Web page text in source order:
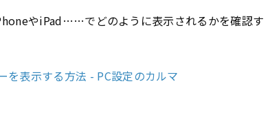
やiPad……でどのように表示されるかを確認す
を表示する方法 - PC設定のカルマ